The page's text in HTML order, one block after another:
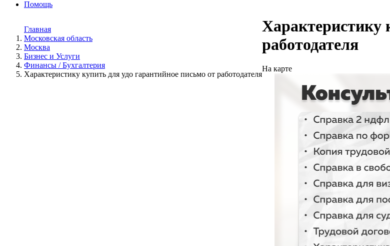
Помощь
Главная
Московская область
Москва
Бизнес и Услуги
Финансы / Бухгалтерия
Характеристику купить для удо гарантийное письмо от работодателя
Характеристику
работодателя
На карте